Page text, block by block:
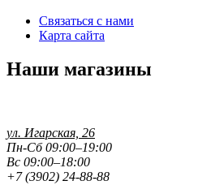
Связаться с нами
Карта сайта
Наши магазины
ул. Игарская, 26
Пн-Сб 09:00–19:00
Вс 09:00–18:00
+7 (3902) 24-88-88